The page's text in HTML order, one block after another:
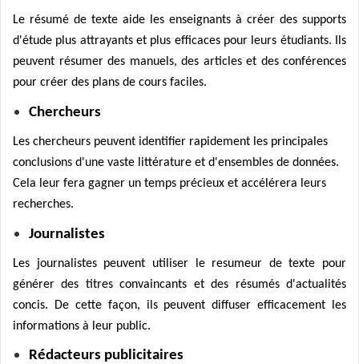
Le résumé de texte aide les enseignants à créer des supports
d'étude plus attrayants et plus efficaces pour leurs étudiants. Ils
peuvent résumer des manuels, des articles et des conférences
pour créer des plans de cours faciles.
Chercheurs
Les chercheurs peuvent identifier rapidement les principales
conclusions d'une vaste littérature et d'ensembles de données.
Cela leur fera gagner un temps précieux et accélérera leurs
recherches.
Journalistes
Les journalistes peuvent utiliser le resumeur de texte pour
générer des titres convaincants et des résumés d'actualités
concis. De cette façon, ils peuvent diffuser efficacement les
informations à leur public.
Rédacteurs publicitaires